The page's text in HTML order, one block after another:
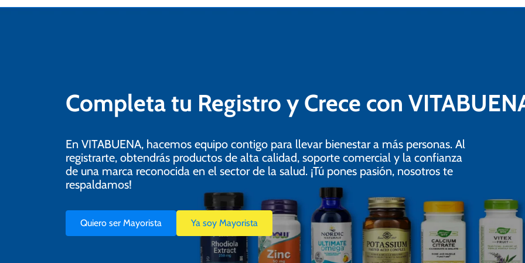
Completa tu Registro y Crece con
En VITABUENA, hacemos equipo contigo para llevar bienestar a más personas. Al
registrarte, obtendrás productos de alta calidad, soporte comercial y la confianza
de una marca reconocida en el sector de la salud. ¡Tú pones pasión, nosotros te
respaldamos!
Quiero ser Mayorista Ya soy Mayorista